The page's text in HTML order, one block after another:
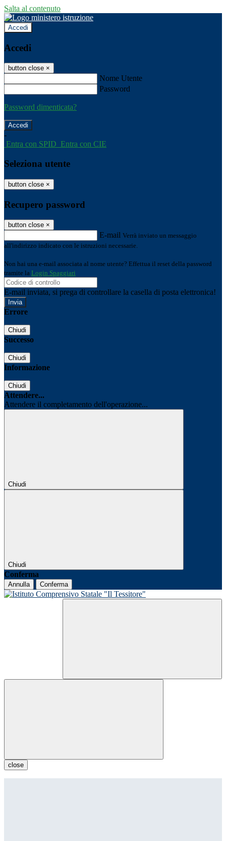
Salta al contenuto
Accedi
Accedi
button close ×
Nome Utente
Password
Password dimenticata?
-
Entra con SPID Entra con CIE
Seleziona utente
button close ×
Recupero password
button close ×
E-mail Verrà inviato un messaggio
all'indirizzo indicato con le istruzioni necessarie.
Non hai una e-mail associata al nome utente? Effettua il reset della password
tramite la Login Spaggiari
E-mail inviata, si prega di controllare la casella di posta elettronica!
Errore
Chiudi
Successo
Chiudi
Informazione
Chiudi
Attendere...
Attendere il completamento dell'operazione...
Chiudi
Chiudi
Conferma
Annulla Conferma
close